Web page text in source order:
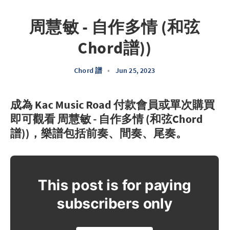
周慧敏 - 自作多情 (和弦
Chord譜))
Chord 譜 • Jun 25, 2023
成為 Kac Music Road 付款會員或單次購買
即可觀看 周慧敏 - 自作多情 (和弦Chord
譜))，樂譜包括前奏、間奏、尾奏。
This post is for paying
subscribers only